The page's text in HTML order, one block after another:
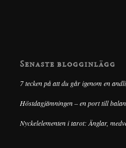
Senaste blogginlägg
7 tecken på att du går igenom en
Höstdagjämningen – en port till
Nyckelelementen i tarot: Änglar,